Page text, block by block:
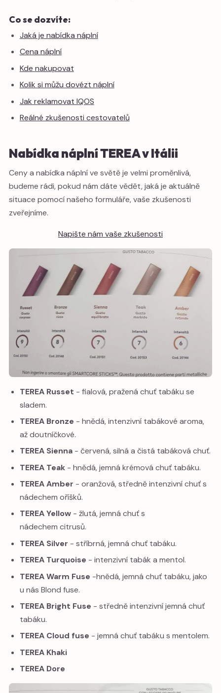
Co se dozvíte:
Jaká je nabídka náplní
Cena náplní
Kde nakupovat
Kolik si můžu dovézt náplní
Jak reklamovat IQOS
Reálné zkušenosti cestovatelů
Nabídka náplní TEREA v Itálii
Ceny a nabídka náplní ve světě je velmi proměnlivá,
budeme rádi, pokud nám dáte vědět, jaká je aktuálně
situace pomocí našeho formuláře, vaše zkušenosti
zveřejníme.
Napište nám vaše zkušenosti
TEREA Russet - fialová, pražená chuť tabáku se
sladem.
TEREA Bronze - hnědá, intenzivní tabákové aroma,
až doutníčkové.
TEREA Sienna- červená, silná a čistá tabáková chuť.
TEREA Teak- hnědá, jemná krémová chuť tabáku.
TEREA Amber - oranžová, středně intenzivní chuť s
nádechem oříšků.
TEREA Yellow - žlutá, jemná chuť s
nádechem citrusů.
TEREA Silver - stříbrná, jemná chuť tabáku.
TEREA Turquoise - intenzivní tabák a mentol.
TEREA Warm Fuse -hnědá, jemná chuť tabáku, jako
u nás Blond fuse.
TEREA Bright Fuse - středně intenzivní jemná chuť
tabáku.
TEREA Cloud fuse - jemná chuť tabáku s mentolem.
TEREA Khaki
TEREA Dore